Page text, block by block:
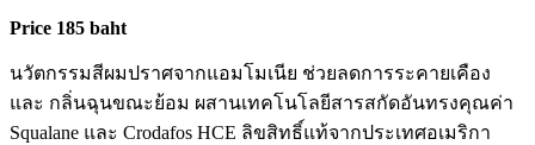
Price 185 baht
นวัตกรรมสีผมปราศจากแอมโมเนีย ช่วยลดการระคายเคือง
และ กลิ่นฉุนขณะย้อม ผสานเทคโนโลยีสารสกัดอันทรงคุณค่า
Squalane และ Crodafos HCE ลิขสิทธิ์แท้จากประเทศอเมริกา